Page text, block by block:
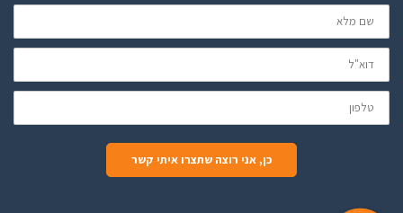
שם
מלא
דוא"ל
טלפון
כן, אני רוצה שתצרו איתי קשר